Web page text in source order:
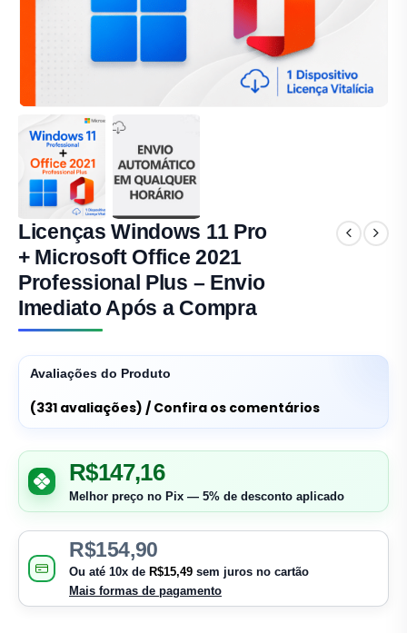
Licenças Windows 11 Pro
+ Microsoft Office 2021
Professional Plus – Envio
Imediato Após a Compra
Avaliações do Produto
(331 avaliações) / Confira os comentários
R$147,16
Melhor preço no Pix — 5% de desconto aplicado
R$154,90
Ou até 10x de R$15,49 sem juros no cartão
Mais formas de pagamento